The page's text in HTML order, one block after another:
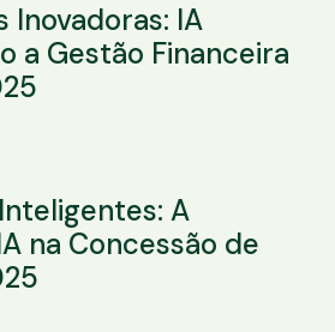
Inovadoras: IA
a Gestão Financeira
A
na Concessão de